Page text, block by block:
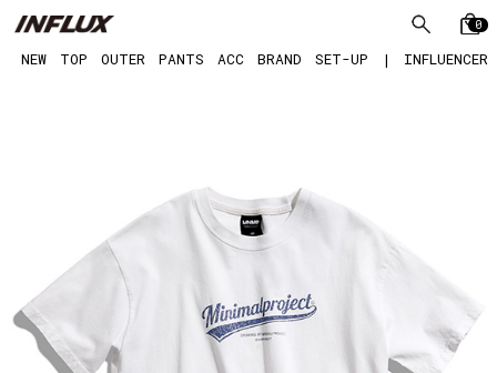
0
NEW TOP OUTER PANTS ACC BRAND SET-UP | INFLUENCER